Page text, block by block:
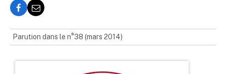
Parution dans le n°38 (mars 2014)